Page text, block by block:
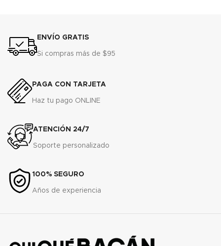
ENVÍO GRATIS
Si compras más de $95
PAGA CON TARJETA
Haz tu pago ONLINE
ATENCIÓN 24/7
Soporte personalizado
100% SEGURO
Años de experiencia